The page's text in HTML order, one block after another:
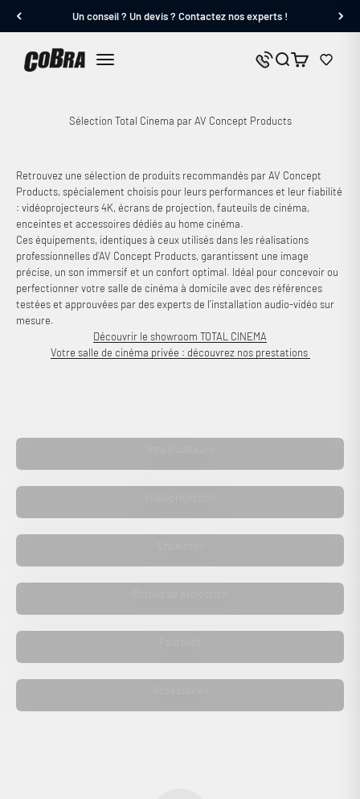
Un conseil ? Un devis ? Contactez nos experts !
Cobra.fr
Nous contacter
Panier
Sélection Total Cinema par AV Concept Products
Retrouvez une sélection de produits recommandés par AV Concept
Products, spécialement choisis pour leurs performances et leur fiabilité
: vidéoprojecteurs 4K, écrans de projection, fauteuils de cinéma,
enceintes et accessoires dédiés au home cinéma.
Ces équipements, identiques à ceux utilisés dans les réalisations
professionnelles d’AV Concept Products, garantissent une image
précise, un son immersif et un confort optimal. Idéal pour concevoir ou
perfectionner votre salle de cinéma à domicile avec des références
testées et approuvées par des experts de l’installation audio-vidéo sur
mesure.
Découvrir le showroom TOTAL CINEMA
Votre salle de cinéma privée : découvrez nos prestations